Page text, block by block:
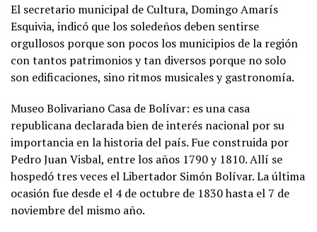
El secretario municipal de Cultura, Domingo Amarís
Esquivia, indicó que los soledeños deben sentirse
orgullosos porque son pocos los municipios de la región
con tantos patrimonios y tan diversos porque no solo
son edificaciones, sino ritmos musicales y gastronomía.
Museo Bolivariano Casa de Bolívar: es una casa
republicana declarada bien de interés nacional por su
importancia en la historia del país. Fue construida por
Pedro Juan Visbal, entre los años 1790 y 1810. Allí se
hospedó tres veces el Libertador Simón Bolívar. La última
ocasión fue desde el 4 de octubre de 1830 hasta el 7 de
noviembre del mismo año.